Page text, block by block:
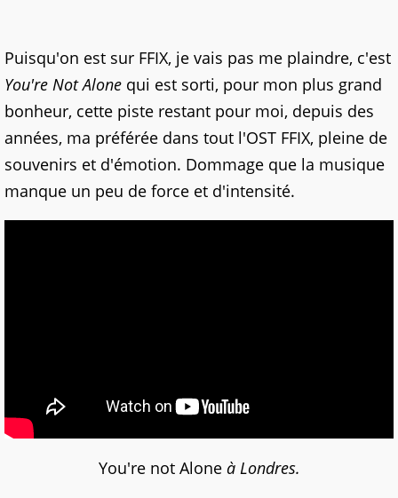
Puisqu'on est sur FFIX, je vais pas me plaindre, c'est
You're Not Alone qui est sorti, pour mon plus grand
bonheur, cette piste restant pour moi, depuis des
années, ma préférée dans tout l'OST FFIX, pleine de
souvenirs et d'émotion. Dommage que la musique
manque un peu de force et d'intensité.
You're not Alone à Londres.